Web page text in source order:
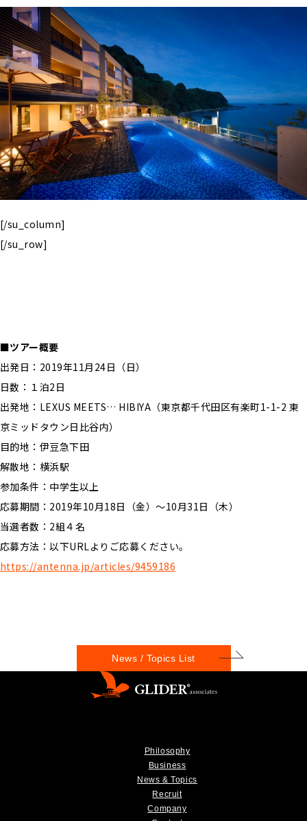
[/su_column]
[/su_row]
■ツアー概要
出発日：2019年11月24日（日）
日数：１泊2日
出発地：LEXUS MEETS… HIBIYA（東京都千代田区有楽町1-1-2 東
京ミッドタウン日比谷内）
目的地：伊豆急下田
解散地：横浜駅
参加条件：中学生以上
応募期間：2019年10月18日（金）〜10月31日（木）
当選者数：2組４名
応募方法：以下URLよりご応募ください。
https://antenna.jp/articles/9459186
News / Topics List
Philosophy
Business
News & Topics
Recruit
Company